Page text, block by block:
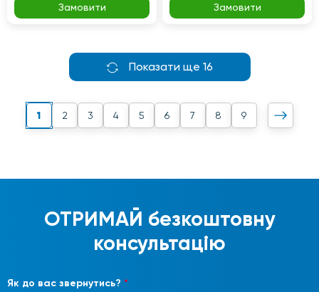
Замовити Замовити
Показати ще 16
1 2 3 4 5 6 7 8 9
ОТРИМАЙ безкоштовну
консультацію
Як до вас звернутись? *